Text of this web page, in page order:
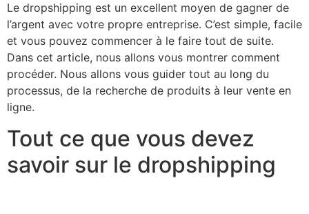
Le dropshipping est un excellent moyen de gagner de
l’argent avec votre propre entreprise. C’est simple, facile
et vous pouvez commencer à le faire tout de suite.
Dans cet article, nous allons vous montrer comment
procéder. Nous allons vous guider tout au long du
processus, de la recherche de produits à leur vente en
ligne.
Tout ce que vous devez
savoir sur le dropshipping